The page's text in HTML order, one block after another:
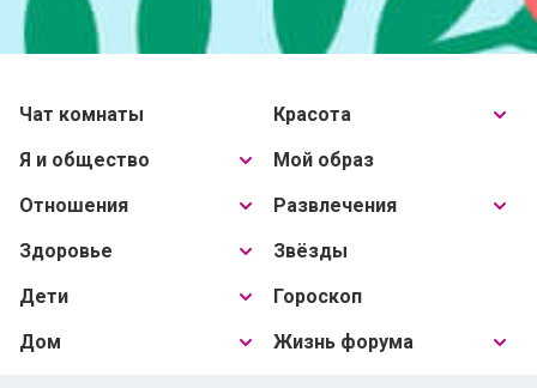
Чат комнаты
Я и общество
Отношения
Здоровье
Дети
Дом
Красота
Мой образ
Развлечения
Звёзды
Гороскоп
Жизнь форума